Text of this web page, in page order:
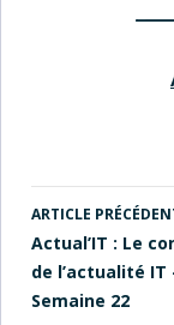
DES
ARTICLES
ARTICLE
Actual’IT : Le
de l’actualité IT
Semaine 22